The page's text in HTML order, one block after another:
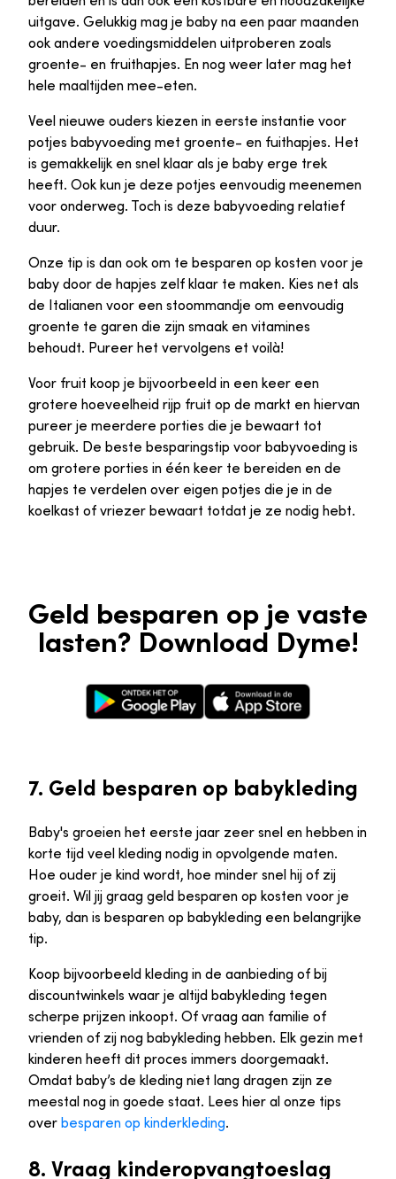
uitgave. Gelukkig mag je baby na een paar maanden
ook andere voedingsmiddelen uitproberen zoals
groente- en fruithapjes. En nog weer later mag het
hele maaltijden mee-eten.
Veel nieuwe ouders kiezen in eerste instantie voor
potjes babyvoeding met groente- en fuithapjes. Het
is gemakkelijk en snel klaar als je baby erge trek
heeft. Ook kun je deze potjes eenvoudig meenemen
voor onderweg. Toch is deze babyvoeding relatief
duur.
Onze tip is dan ook om te besparen op kosten voor je
baby door de hapjes zelf klaar te maken. Kies net als
de Italianen voor een stoommandje om eenvoudig
groente te garen die zijn smaak en vitamines
behoudt. Pureer het vervolgens et voilà!
Voor fruit koop je bijvoorbeeld in een keer een
grotere hoeveelheid rijp fruit op de markt en hiervan
pureer je meerdere porties die je bewaart tot
gebruik. De beste besparingstip voor babyvoeding is
om grotere porties in één keer te bereiden en de
hapjes te verdelen over eigen potjes die je in de
koelkast of vriezer bewaart totdat je ze nodig hebt.
Geld besparen op je vaste
lasten? Download Dyme!
Google Play StoreApple App Store
7. Geld besparen op babykleding
Baby's groeien het eerste jaar zeer snel en hebben in
korte tijd veel kleding nodig in opvolgende maten.
Hoe ouder je kind wordt, hoe minder snel hij of zij
groeit. Wil jij graag geld besparen op kosten voor je
baby, dan is besparen op babykleding een belangrijke
tip.
Koop bijvoorbeeld kleding in de aanbieding of bij
discountwinkels waar je altijd babykleding tegen
scherpe prijzen inkoopt. Of vraag aan familie of
vrienden of zij nog babykleding hebben. Elk gezin met
kinderen heeft dit proces immers doorgemaakt.
Omdat baby’s de kleding niet lang dragen zijn ze
meestal nog in goede staat. Lees hier al onze tips
over besparen op kinderkleding.
8. Vraag kinderopvangtoeslag